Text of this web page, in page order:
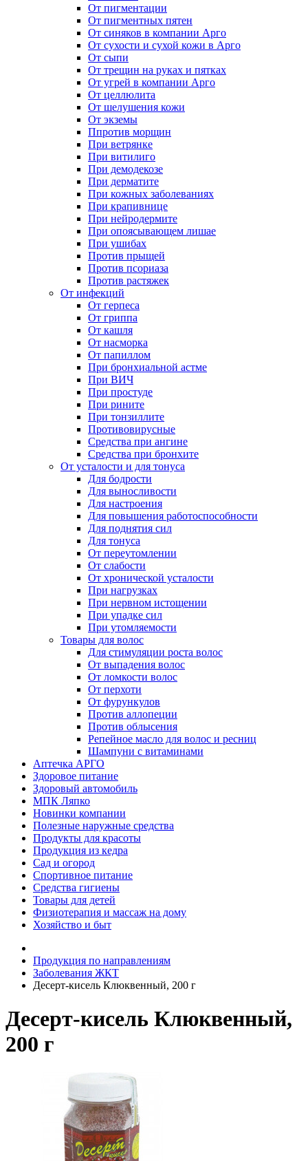
От пигментации
От пигментных пятен
От синяков в компании Арго
От сухости и сухой кожи в Арго
От сыпи
От трещин на руках и пятках
От угрей в компании Арго
От целлюлита
От шелушения кожи
От экземы
Ппротив морщин
При ветрянке
При витилиго
При демодекозе
При дерматите
При кожных заболеваниях
При крапивнице
При нейродермите
При опоясывающем лишае
При ушибах
Против прыщей
Против псориаза
Против растяжек
От инфекций
От герпеса
От гриппа
От кашля
От насморка
От папиллом
При бронхиальной астме
При ВИЧ
При простуде
При рините
При тонзиллите
Противовирусные
Средства при ангине
Средства при бронхите
От усталости и для тонуса
Для бодрости
Для выносливости
Для настроения
Для повышения работоспособности
Для поднятия сил
Для тонуса
От переутомлении
От слабости
От хронической усталости
При нагрузках
При нервном истощении
При упадке сил
При утомляемости
Товары для волос
Для стимуляции роста волос
От выпадения волос
От ломкости волос
От перхоти
От фурункулов
Против аллопеции
Против облысения
Репейное масло для волос и ресниц
Шампуни с витаминами
Аптечка АРГО
Здоровое питание
Здоровый автомобиль
МПК Ляпко
Новинки компании
Полезные наружные средства
Продукты для красоты
Продукция из кедра
Сад и огород
Спортивное питание
Средства гигиены
Товары для детей
Физиотерапия и массаж на дому
Хозяйство и быт
Продукция по направлениям
Заболевания ЖКТ
Десерт-кисель Клюквенный, 200 г
Десерт-кисель Клюквенный,
200 г